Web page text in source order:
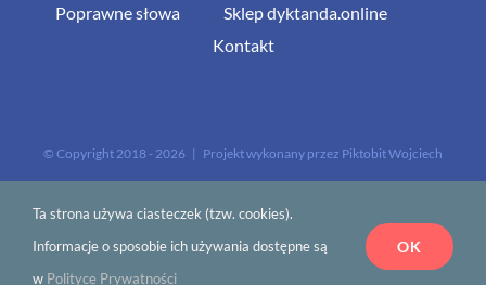
Poprawne słowa
Sklep dyktanda.online
Kontakt
© Copyright 2018 - 2026 | Projekt wykonany przez Piktobit Wojciech
Jasiński| Wszelkie prawa zastrzeżone
Ta strona używa ciasteczek (tzw. cookies).
Informacje o sposobie ich używania dostępne są
w Polityce Prywatności
OK